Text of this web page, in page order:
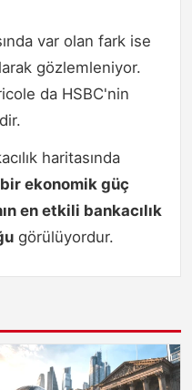
var olan fark ise
gözlemleniyor.
da HSBC'nin
haritasında
ekonomik güç
en etkili bankacılık
görülüyordur.